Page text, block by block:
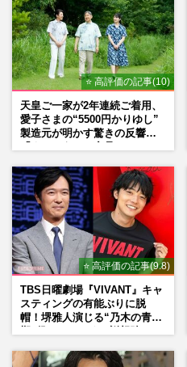
⭐ 高評価の記事(10)
天皇ご一家が2年連続ご着用、
愛子さまの“5500円かりゆし”
製造元が明かす驚きの反響
⭐ 高評価の記事(9.8)
TBS日曜劇場『VIVANT』キャ
スティングの有能ぶりに脱
帽！堺雅人演じる“乃木の青年
マン長男・櫻井海音だった